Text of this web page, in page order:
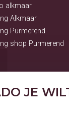
alkmaar
Alkmaar
Purmerend
shop Purmerend
JE